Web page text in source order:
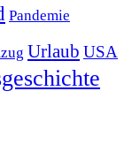
Pandemie
Urlaub USA